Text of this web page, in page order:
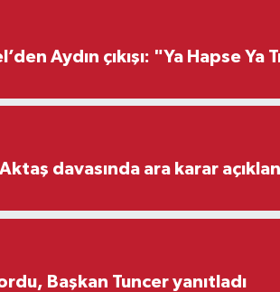
Aydın çıkışı: "Ya Hapse Ya
davasında ara karar
Başkan Tuncer yanıtladı